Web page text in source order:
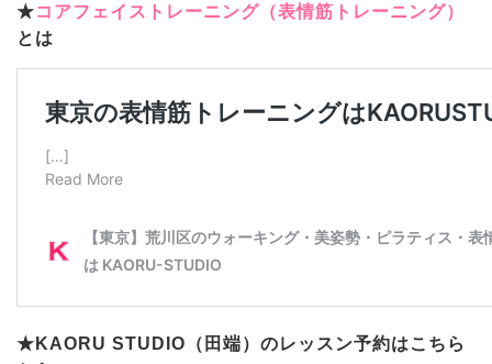
★コアフェイストレーニング（表情筋トレーニング）
とは
★KAORU STUDIO（田端）のレッスン予約はこちら